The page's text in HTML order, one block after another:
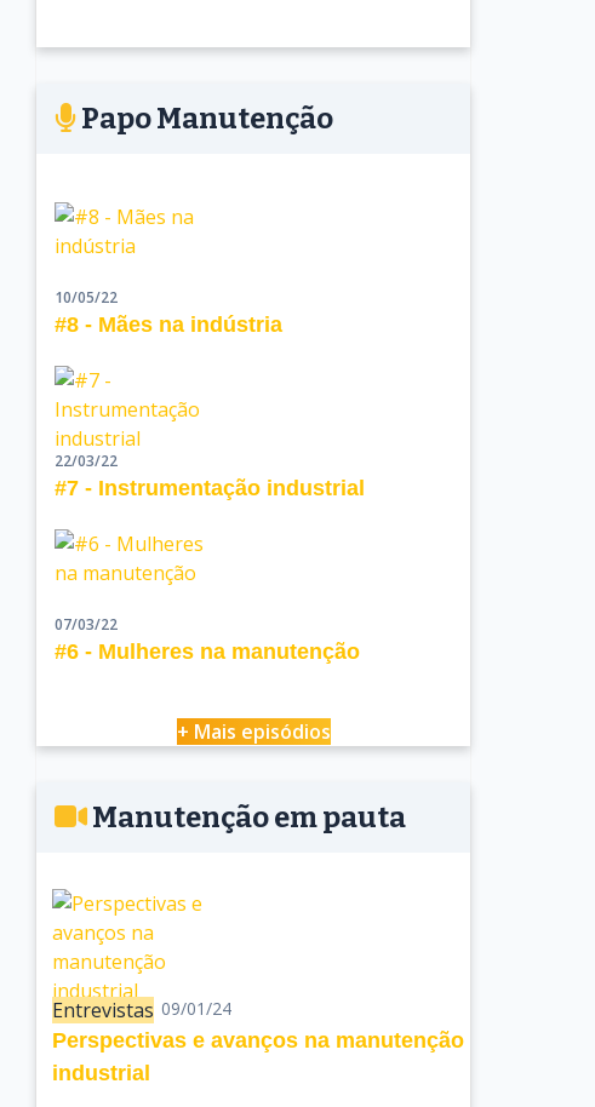
Papo Manutenção
10/05/22
#8 - Mães na indústria
22/03/22
#7 - Instrumentação industrial
07/03/22
#6 - Mulheres na manutenção
+ Mais episódios
Manutenção em pauta
Entrevistas 09/01/24
Perspectivas e avanços na manutenção
industrial